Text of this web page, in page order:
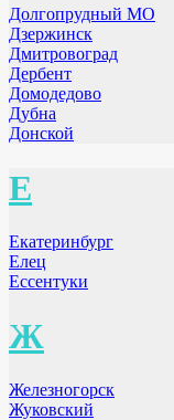
Долгопрудный МО
Дзержинск
Дмитровоград
Дербент
Домодедово
Дубна
Донской
Е
Екатеринбург
Елец
Ессентуки
Ж
Железногорск
Жуковский